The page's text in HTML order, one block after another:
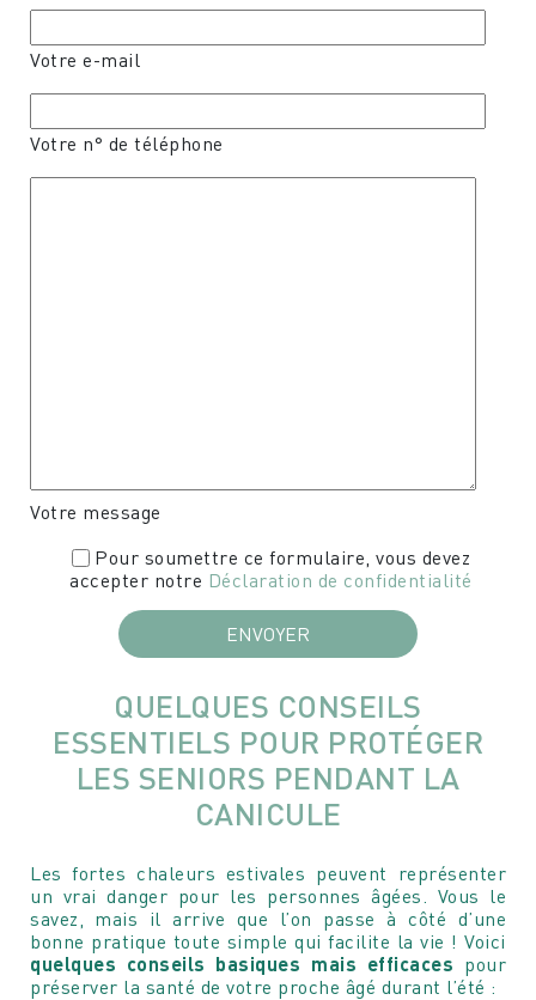
Votre e-mail
Votre n° de téléphone
Votre message
Pour soumettre ce formulaire, vous devez
accepter notre Déclaration de confidentialité
QUELQUES CONSEILS
ESSENTIELS POUR PROTÉGER
LES SENIORS PENDANT LA
CANICULE
Les fortes chaleurs estivales peuvent représenter
un vrai danger pour les personnes âgées. Vous le
savez, mais il arrive que l’on passe à côté d’une
bonne pratique toute simple qui facilite la vie ! Voici
quelques conseils basiques mais efficaces pour
préserver la santé de votre proche âgé durant l’été :